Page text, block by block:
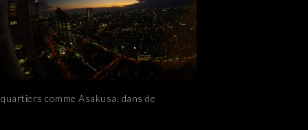
comme Asakusa, dans de